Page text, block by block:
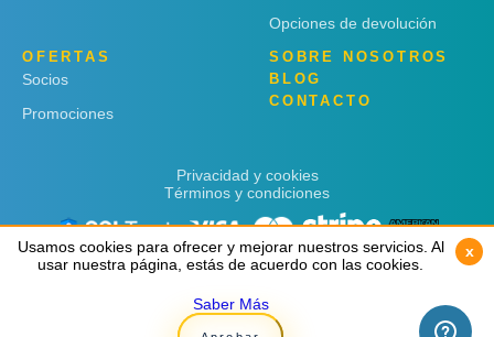
Opciones de devolución
OFERTAS
Socios
Promociones
SOBRE NOSOTROS
BLOG
CONTACTO
Privacidad y cookies
Términos y condiciones
Copyright © 2019 Rent 'n Connect
Usamos cookies para ofrecer y mejorar nuestros servicios. Al
usar nuestra página, estás de acuerdo con las cookies.
Saber Más
x
Usamos cookies para ofrecer y mejorar nuestros servicios. Al
usar nuestra página, estás de acuerdo con las cookies.
Saber Más
x